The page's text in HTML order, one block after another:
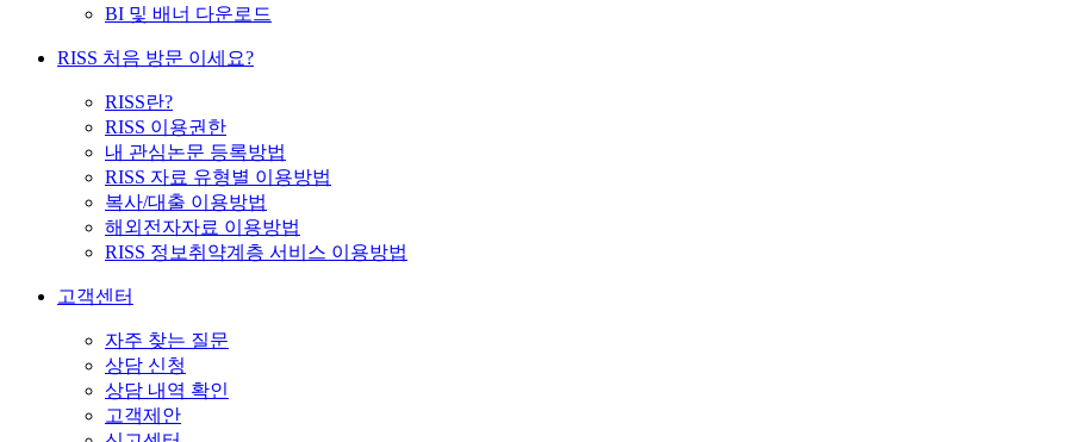
BI 및 배너 다운로드
RISS 처음 방문 이세요?
RISS란?
RISS 이용권한
내 관심논문 등록방법
RISS 자료 유형별 이용방법
복사/대출 이용방법
해외전자자료 이용방법
RISS 정보취약계층 서비스 이용방법
고객센터
자주 찾는 질문
상담 신청
상담 내역 확인
고객제안